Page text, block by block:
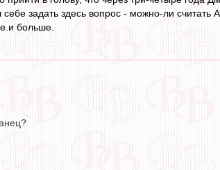
задать здесь вопрос - можно-ли
больше.